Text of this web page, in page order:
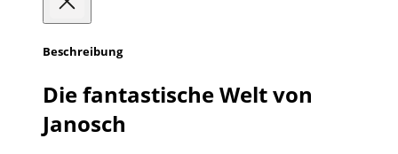
Beschreibung
Die fantastische Welt von
Janosch